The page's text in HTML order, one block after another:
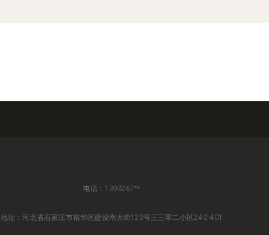
电话：1393267**
地址：河北省石家庄市裕华区建设南大街123号三三零二小区24-2-401